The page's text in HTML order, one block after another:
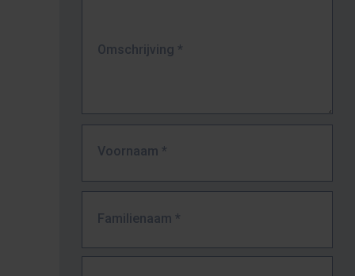
Omschrijving *
Voornaam *
Familienaam *